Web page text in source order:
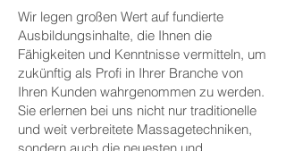
Wir legen großen Wert auf fundierte
Ausbildungsinhalte, die Ihnen die
Fähigkeiten und Kenntnisse vermitteln, um
zukünftig als Profi in Ihrer Branche von
Ihren Kunden wahrgenommen zu werden.
Sie erlernen bei uns nicht nur traditionelle
und weit verbreitete Massagetechniken,